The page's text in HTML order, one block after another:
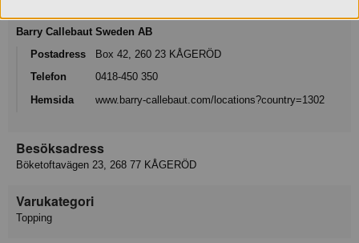
Konsumentkontakt
Barry Callebaut Sweden AB
Postadress
Box 42, 260 23 KÅGERÖD
Telefon
0418-450 350
Hemsida
www.barry-callebaut.com/locations?country=1302
Besöksadress
Böketoftavägen 23, 268 77 KÅGERÖD
Varukategori
Topping